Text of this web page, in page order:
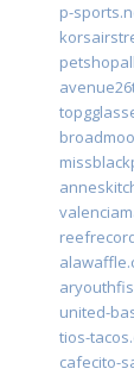
p-
united-
tios-
cafecito-